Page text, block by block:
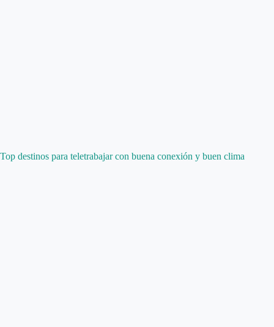
Top destinos para teletrabajar con buena conexión y buen clima